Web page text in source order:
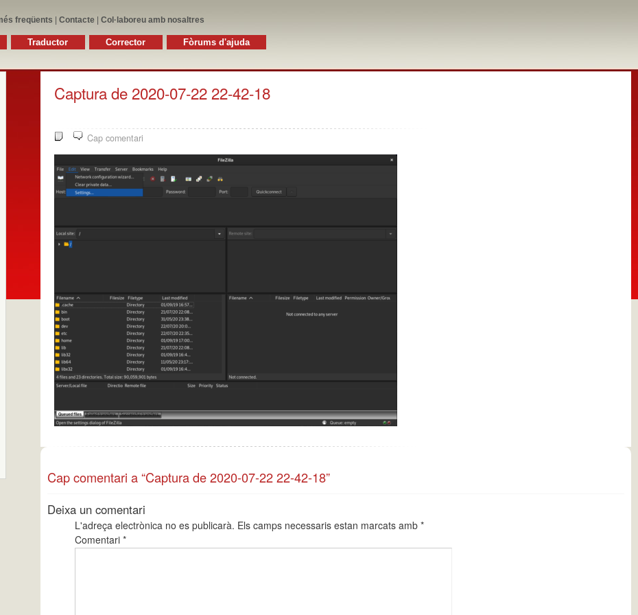
freqüents Contacte Col·laboreu amb nosaltres
Traductor Corrector Fòrums d'ajuda
Captura de 2020-07-22 22-42-18
Cap comentari
Cap comentari a “Captura de 2020-07-22 22-42-18”
Deixa un comentari
L'adreça electrònica no es publicarà. Els camps necessaris estan marcats amb*
Comentari*